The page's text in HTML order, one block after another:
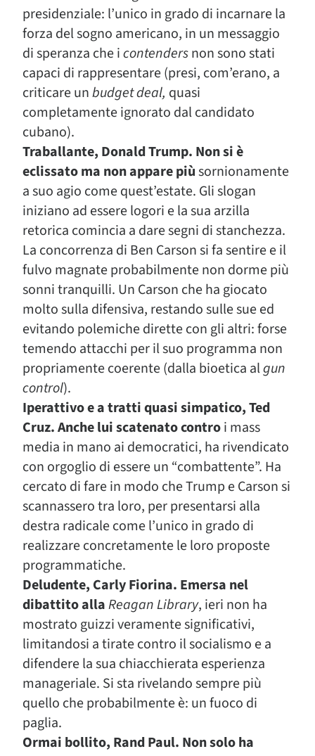
presidenziale: l’unico in grado di incarnare la
forza del sogno americano, in un messaggio
di speranza che icontendersnon sono stati
capaci di rappresentare (presi, com’erano, a
criticare unbudget deal, quasi
completamente ignorato dal candidato
cubano).
Traballante, Donald Trump. Non si è
eclissato ma non appare piùsornionamente
a suo agio come quest’estate. Gli slogan
iniziano ad essere logori e la sua arzilla
retorica comincia a dare segni di stanchezza.
La concorrenza di Ben Carson si fa sentire e il
fulvo magnate probabilmente non dorme più
sonni tranquilli. Un Carson che ha giocato
molto sulla difensiva, restando sulle sue ed
evitando polemiche dirette con gli altri: forse
temendo attacchi per il suo programma non
propriamente coerente (dalla bioetica algun
control).
Iperattivo e a tratti quasi simpatico, Ted
Cruz. Anche lui scatenato controi mass
media in mano ai democratici, ha rivendicato
con orgoglio di essere un “combattente”. Ha
cercato di fare in modo che Trump e Carson si
scannassero tra loro, per presentarsi alla
destra radicale come l’unico in grado di
realizzare concretamente le loro proposte
programmatiche.
Deludente, Carly Fiorina. Emersa nel
dibattito allaReagan Library, ieri non ha
mostrato guizzi veramente significativi,
limitandosi a tirate contro il socialismo e a
difendere la sua chiacchierata esperienza
manageriale. Si sta rivelando sempre più
quello che probabilmente è: un fuoco di
paglia.
Ormai bollito, Rand Paul. Non solo ha